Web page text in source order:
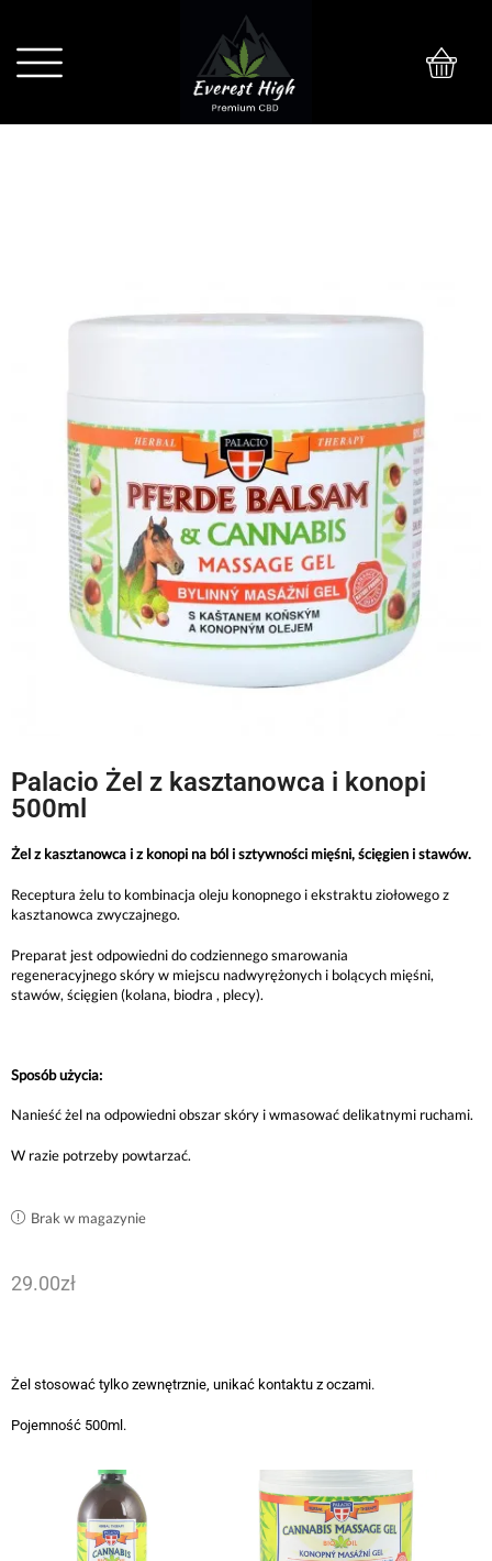
Palacio Żel z kasztanowca i konopi
500ml
Żel z kasztanowca i z konopi na ból i sztywności mięśni, ścięgien i stawów.
Receptura żelu to kombinacja oleju konopnego i ekstraktu ziołowego z
kasztanowca zwyczajnego.
Preparat jest odpowiedni do codziennego smarowania
regeneracyjnego skóry w miejscu nadwyrężonych i bolących mięśni,
stawów, ścięgien (kolana, biodra , plecy).
Sposób użycia:
Nanieść żel na odpowiedni obszar skóry i wmasować delikatnymi ruchami.
W razie potrzeby powtarzać.
Brak w magazynie
29.00zł
Żel stosować tylko zewnętrznie, unikać kontaktu z oczami.
Pojemność 500ml.